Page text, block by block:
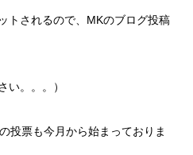
トされるので、MKのブログ投稿
い。。。）
投票も今月から始まっておりま